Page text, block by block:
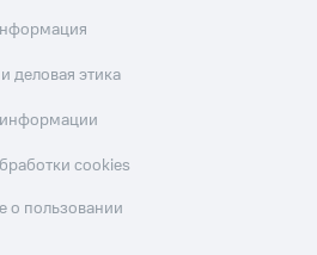
деловая этика
cookies
о пользовании